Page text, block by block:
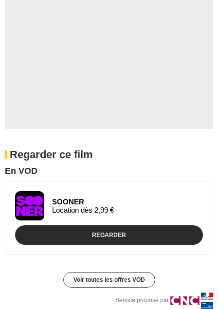
Regarder ce film
En VOD
SOONER
Location dès 2,99 €
REGARDER
Voir toutes les offres VOD
Service proposé par